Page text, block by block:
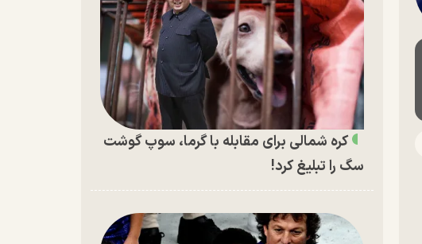
کره شمالی برای مقابله با گرما، سوپ گوشت
سگ را تبلیغ کرد!